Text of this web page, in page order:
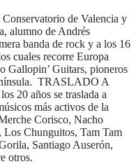
de Valencia y
alumno de Andrés
banda de rock y a los 16
cuales recorre Europa
Gallopin’ Guitars, pioneros
TRASLADO A
20 años se traslada a
más activos de la
Corisco, Nacho
Chunguitos, Tam Tam
Santiago Auserón,
otros.